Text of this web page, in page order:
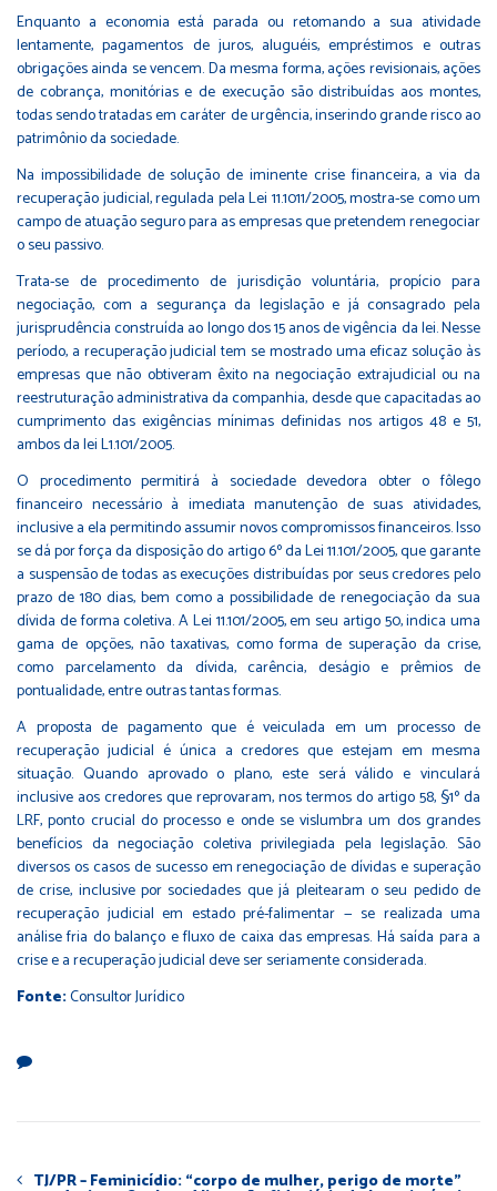
Enquanto a economia está parada ou retomando a sua atividade
lentamente, pagamentos de juros, aluguéis, empréstimos e outras
obrigações ainda se vencem. Da mesma forma, ações revisionais, ações
de cobrança, monitórias e de execução são distribuídas aos montes,
todas sendo tratadas em caráter de urgência, inserindo grande risco ao
patrimônio da sociedade.
Na impossibilidade de solução de iminente crise financeira, a via da
recuperação judicial, regulada pela Lei 11.1011/2005, mostra-se como um
campo de atuação seguro para as empresas que pretendem renegociar
o seu passivo.
Trata-se de procedimento de jurisdição voluntária, propício para
negociação, com a segurança da legislação e já consagrado pela
jurisprudência construída ao longo dos 15 anos de vigência da lei. Nesse
período, a recuperação judicial tem se mostrado uma eficaz solução às
empresas que não obtiveram êxito na negociação extrajudicial ou na
reestruturação administrativa da companhia, desde que capacitadas ao
cumprimento das exigências mínimas definidas nos artigos 48 e 51,
ambos da lei L1.101/2005.
O procedimento permitirá à sociedade devedora obter o fôlego
financeiro necessário à imediata manutenção de suas atividades,
inclusive a ela permitindo assumir novos compromissos financeiros. Isso
se dá por força da disposição do artigo 6º da Lei 11.101/2005, que garante
a suspensão de todas as execuções distribuídas por seus credores pelo
prazo de 180 dias, bem como a possibilidade de renegociação da sua
dívida de forma coletiva. A Lei 11.101/2005, em seu artigo 50, indica uma
gama de opções, não taxativas, como forma de superação da crise,
como parcelamento da dívida, carência, deságio e prêmios de
pontualidade, entre outras tantas formas.
A proposta de pagamento que é veiculada em um processo de
recuperação judicial é única a credores que estejam em mesma
situação. Quando aprovado o plano, este será válido e vinculará
inclusive aos credores que reprovaram, nos termos do artigo 58, §1º da
LRF, ponto crucial do processo e onde se vislumbra um dos grandes
benefícios da negociação coletiva privilegiada pela legislação. São
diversos os casos de sucesso em renegociação de dívidas e superação
de crise, inclusive por sociedades que já pleitearam o seu pedido de
recuperação judicial em estado pré-falimentar — se realizada uma
análise fria do balanço e fluxo de caixa das empresas. Há saída para a
crise e a recuperação judicial deve ser seriamente considerada.
Fonte:Consultor Jurídico
TJ/PR – Feminicídio: “corpo de mulher, perigo de morte”